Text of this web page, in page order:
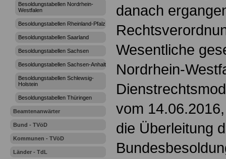
Besoldungstabellen Nordrhein-
Westfalen
Besoldungstabellen Rheinland-Pfalz
Besoldungstabellen Saarland
Besoldungstabellen Sachsen
Besoldungstabellen Sachsen-Anhalt
Besoldungstabellen Schlewsig-
Holstein
Besoldungstabellen Thüringen
Beamtenanwärter
Bund - TVöD
Kommunen - TVöD
Länder - TdL
danach
Wesentliche
Nordrhein-
vom
die Überleitung